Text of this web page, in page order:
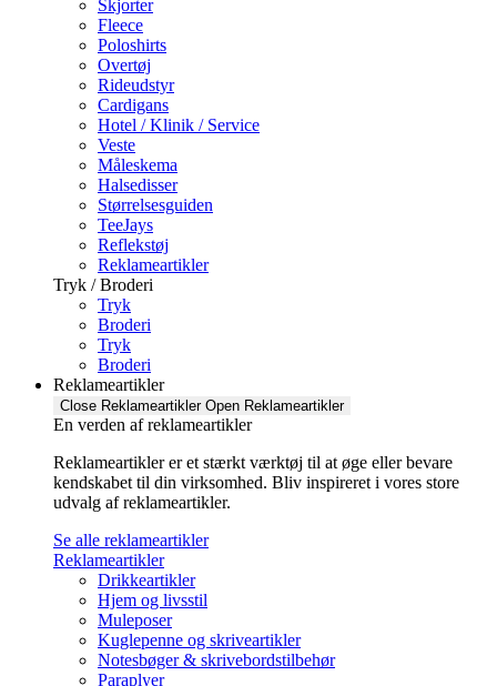
Skjorter
Fleece
Poloshirts
Overtøj
Rideudstyr
Cardigans
Hotel / Klinik / Service
Veste
Måleskema
Halsedisser
Størrelsesguiden
TeeJays
Reflekstøj
Reklameartikler
Tryk / Broderi
Tryk
Broderi
Tryk
Broderi
Reklameartikler
Close Reklameartikler Open Reklameartikler
En verden af reklameartikler ​
Reklameartikler er et stærkt værktøj til at øge eller bevare
kendskabet til din virksomhed. Bliv inspireret i vores store
udvalg af reklameartikler.
Se alle reklameartikler
Reklameartikler
Drikkeartikler
Hjem og livsstil
Muleposer
Kuglepenne og skriveartikler
Notesbøger & skrivebordstilbehør
Paraplyer